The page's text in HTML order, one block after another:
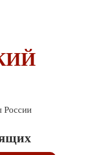
России